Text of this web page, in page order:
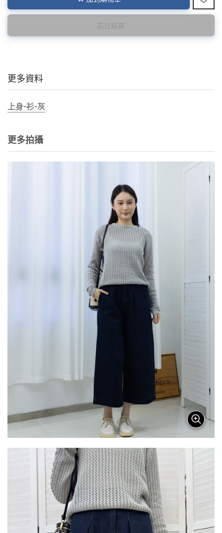
前往結算
更多資料
上身-衫-灰
更多拍攝